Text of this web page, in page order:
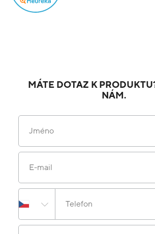
MÁTE DOTAZ K
NÁM.
Jméno
E-mail
Telefon